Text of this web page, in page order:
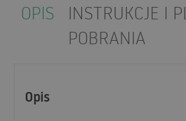
OPIS
INSTRUKCJE I
POBRANIA
Opis